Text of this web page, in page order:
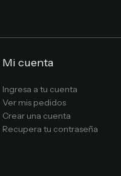
Mi cuenta
Ingresa a tu cuenta
Ver mis pedidos
Crear una cuenta
Recupera tu contraseña